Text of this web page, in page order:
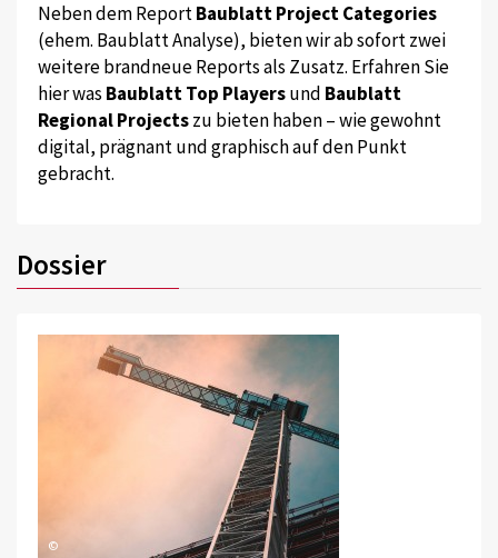
Neben dem ReportBaublatt Project Categories
(ehem. Baublatt Analyse), bieten wir ab sofort zwei
weitere brandneue Reports als Zusatz. Erfahren Sie
hier was Baublatt Top Playersund Baublatt
Regional Projectszu bieten haben – wie gewohnt
digital, prägnant und graphisch auf den Punkt
gebracht.
Dossier
©